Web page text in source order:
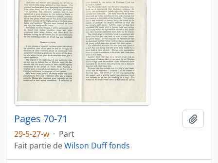
Pages 70-71
29-5-27-w · Part
Fait partie deWilson Duff fonds